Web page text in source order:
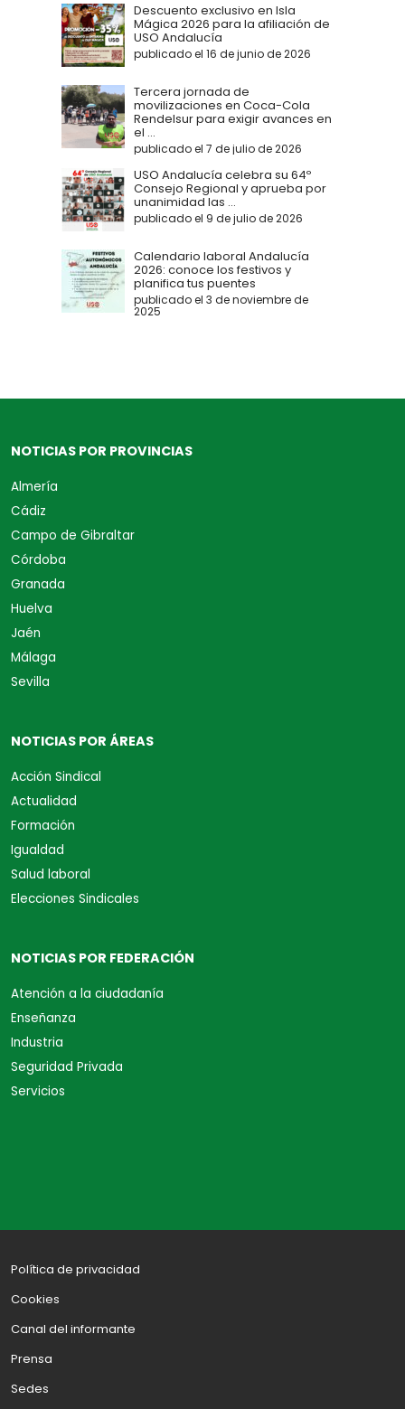
Descuento exclusivo en Isla
Mágica 2026 para la afiliación de
USO Andalucía
publicado el 16 de junio de 2026
Tercera jornada de
movilizaciones en Coca-Cola
Rendelsur para exigir avances en
el ...
publicado el 7 de julio de 2026
USO Andalucía celebra su 64º
Consejo Regional y aprueba por
unanimidad las ...
publicado el 9 de julio de 2026
Calendario laboral Andalucía
2026: conoce los festivos y
planifica tus puentes
publicado el 3 de noviembre de
2025
NOTICIAS POR PROVINCIAS
Almería
Cádiz
Campo de Gibraltar
Córdoba
Granada
Huelva
Jaén
Málaga
Sevilla
NOTICIAS POR ÁREAS
Acción Sindical
Actualidad
Formación
Igualdad
Salud laboral
Elecciones Sindicales
NOTICIAS POR FEDERACIÓN
Atención a la ciudadanía
Enseñanza
Industria
Seguridad Privada
Servicios
Política de privacidad
Cookies
Canal del informante
Prensa
Sedes